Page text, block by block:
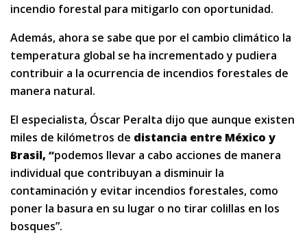
incendio forestal para mitigarlo con oportunidad.
Además, ahora se sabe que por el cambio climático la
temperatura global se ha incrementado y pudiera
contribuir a la ocurrencia de incendios forestales de
manera natural.
El especialista, Óscar Peralta dijo que aunque existen
miles de kilómetros de distancia entre México y
Brasil, “podemos llevar a cabo acciones de manera
individual que contribuyan a disminuir la
contaminación y evitar incendios forestales, como
poner la basura en su lugar o no tirar colillas en los
bosques”.